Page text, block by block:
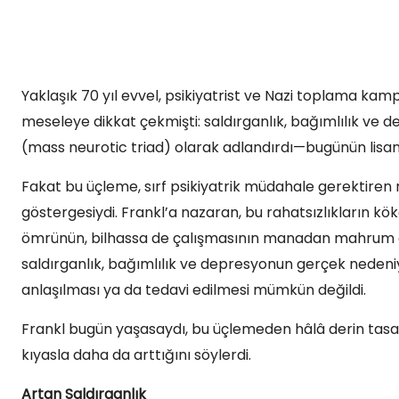
Yaklaşık 70 yıl evvel, psikiyatrist ve Nazi toplama
meseleye dikkat çekmişti: saldırganlık, bağımlılık
(mass neurotic triad) olarak adlandırdı—bugünün
Fakat bu üçleme, sırf psikiyatrik müdahale gerektiren
göstergesiydi. Frankl’a nazaran, bu rahatsızlıkların
ömrünün, bilhassa de çalışmasının manadan mahrum
saldırganlık, bağımlılık ve depresyonun gerçek
anlaşılması ya da tedavi edilmesi mümkün değildi.
Frankl bugün yaşasaydı, bu üçlemeden hâlâ derin
kıyasla daha da arttığını söylerdi.
Artan Saldırganlık